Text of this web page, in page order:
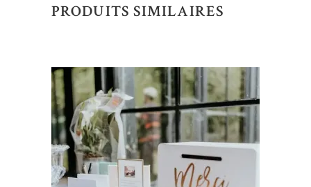
PRODUITS SIMILAIRES
AJOUTER AU DEVIS